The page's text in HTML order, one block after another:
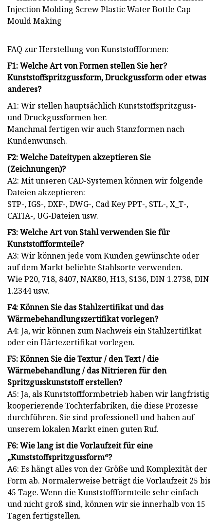
FAQ zur Herstellung von Kunststoffformen:
F1: Welche Art von Formen stellen Sie her?
Kunststoffspritzgussform, Druckgussform oder etwas
anderes?
A1: Wir stellen hauptsächlich Kunststoffspritzguss-
und Druckgussformen her.
Manchmal fertigen wir auch Stanzformen nach
Kundenwunsch.
F2: Welche Dateitypen akzeptieren Sie
(Zeichnungen)?
A2: Mit unseren CAD-Systemen können wir folgende
Dateien akzeptieren:
STP-, IGS-, DXF-, DWG-, Cad Key PPT-, STL-, X_T-,
CATIA-, UG-Dateien usw.
F3: Welche Art von Stahl verwenden Sie für
Kunststoffformteile?
A3: Wir können jede vom Kunden gewünschte oder
auf dem Markt beliebte Stahlsorte verwenden.
Wie P20, 718, 8407, NAK80, H13, S136, DIN 1.2738, DIN
1.2344 usw.
F4: Können Sie das Stahlzertifikat und das
Wärmebehandlungszertifikat vorlegen?
A4: Ja, wir können zum Nachweis ein Stahlzertifikat
oder ein Härtezertifikat vorlegen.
F5: Können Sie die Textur / den Text / die
Wärmebehandlung / das Nitrieren für den
Spritzgusskunststoff erstellen?
A5: Ja, als Kunststoffformbetrieb haben wir langfristig
kooperierende Tochterfabriken, die diese Prozesse
durchführen. Sie sind professionell und haben auf
unserem lokalen Markt einen guten Ruf.
F6: Wie lang ist die Vorlaufzeit für eine
„Kunststoffspritzgussform“?
A6: Es hängt alles von der Größe und Komplexität der
Form ab. Normalerweise beträgt die Vorlaufzeit 25 bis
45 Tage. Wenn die Kunststoffformteile sehr einfach
und nicht groß sind, können wir sie innerhalb von 15
Tagen fertigstellen.